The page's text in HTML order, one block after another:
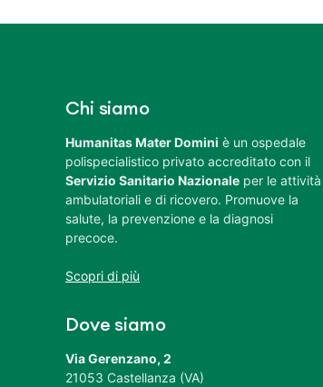
Chi siamo
Humanitas Mater Domini è un ospedale
polispecialistico privato accreditato con il
Servizio Sanitario Nazionale per le attività
ambulatoriali e di ricovero. Promuove la
salute, la prevenzione e la diagnosi
precoce.
Scopri di più
Dove siamo
Via Gerenzano, 2
21053 Castellanza (VA)